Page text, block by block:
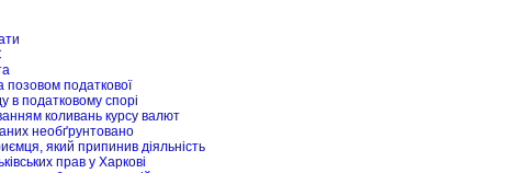
податкової
в податковому спорі
коливань курсу валют
необґрунтовано
який припинив діяльність
прав у Харкові